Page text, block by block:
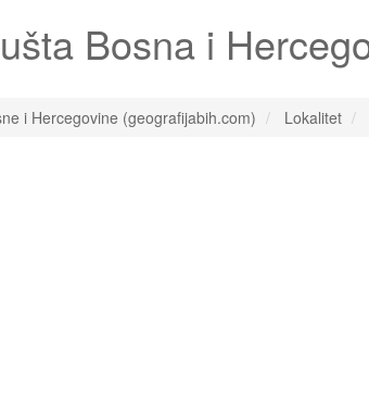
Bosna i
i Hercegovine (geografijabih.com) Lokalitet